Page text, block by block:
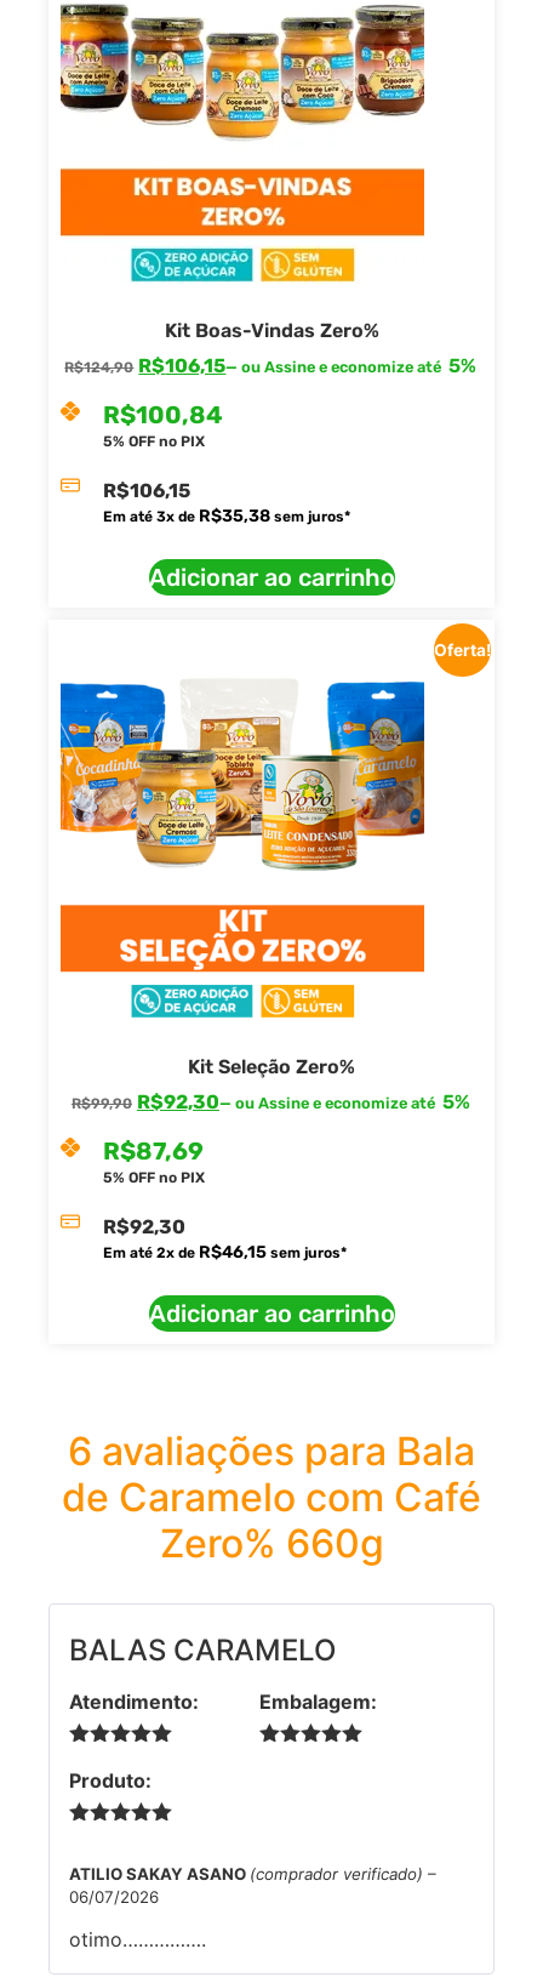
Kit Boas-Vindas Zero%
R$124,90 R$106,15— ou Assine e economize até 5%
R$100,84
5% OFF no PIX
R$106,15
Em até 3x de R$35,38 sem juros*
Adicionar ao carrinho
Oferta!
Kit Seleção Zero%
R$99,90 R$92,30— ou Assine e economize até 5%
R$87,69
5% OFF no PIX
R$92,30
Em até 2x de R$46,15 sem juros*
Adicionar ao carrinho
6 avaliações para Bala
de Caramelo com Café
Zero% 660g
BALAS CARAMELO
Atendimento: Embalagem:
Produto:
ATILIO SAKAY ASANO (comprador verificado) –
06/07/2026
otimo…………….